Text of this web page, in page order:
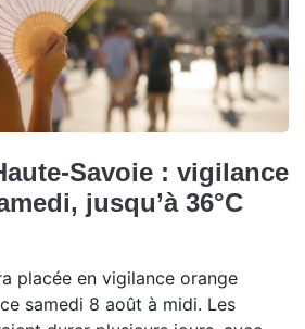
Savoie : vigilance
jusqu’à 36°C
placée en vigilance orange
samedi 8 août à midi. Les